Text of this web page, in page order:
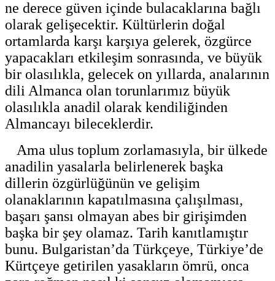
ne derece güven içinde bulacaklarına bağlı
olarak gelişecektir. Kültürlerin doğal
ortamlarda karşı karşıya gelerek, özgürce
yapacakları etkileşim sonrasında, ve büyük
bir olasılıkla, gelecek on yıllarda, analarının
dili Almanca olan torunlarımız büyük
olasılıkla anadil olarak kendiliğinden
Almancayı bileceklerdir.
Ama ulus toplum zorlamasıyla, bir ülkede
anadilin yasalarla belirlenerek başka
dillerin özgürlüğünün ve gelişim
olanaklarının kapatılmasına çalışılması,
başarı şansı olmayan abes bir girişimden
başka bir şey olamaz. Tarih kanıtlamıştır
bunu. Bulgaristan’da Türkçeye, Türkiye’de
Kürtçeye getirilen yasakların ömrü, onca